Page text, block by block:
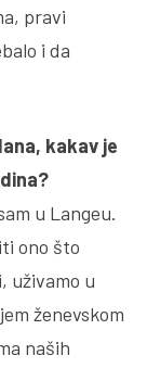
pravi
i da
kakav je
u Langeu.
ono što
uživamo u
ženevskom
naših